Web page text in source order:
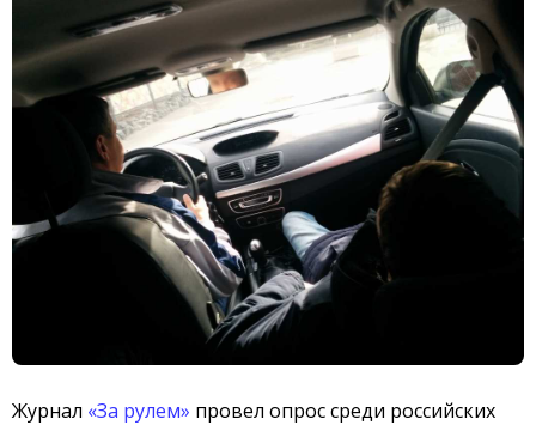
Журнал «За рулем» провел опрос среди российских